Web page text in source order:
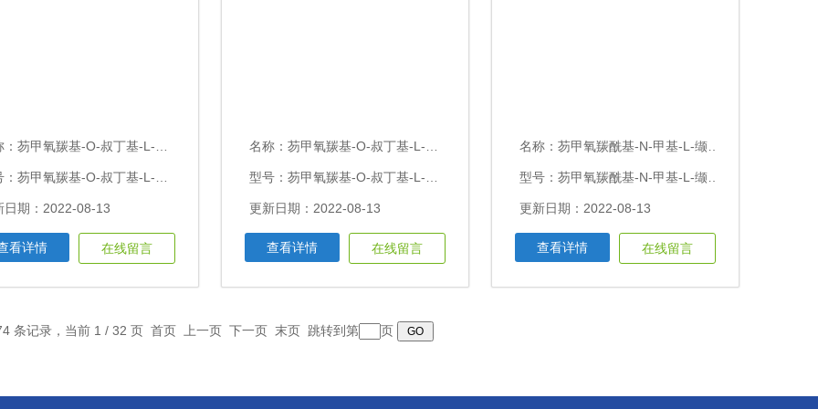
芴甲氧羰基-O-叔丁基-L-苏氨酸/Fmoc-O-叔丁基-L-苏氨酸Fmoc-O-叔丁基-L-苏氨酸
日期：2022-08-13
看详情 在线留言
名称： 芴甲氧羰基-O-叔丁基-L-酪氨酸/Fmoc-O-叔丁基-L-酪氨酸Fmoc-O-叔丁基-L-酪氨酸
更新日期：2022-08-13
查看详情 在线留言
名称： 芴甲氧羰酰基-N-甲基-L-缬氨酸/Fmoc-N'-甲基-L-缬氨酸Fmoc-N'-甲基-L-缬氨酸
更新日期：2022-08-13
查看详情 在线留言
条记录，当前 1 / 32 页 首页 上一页 下一页 末页 跳转到第 页